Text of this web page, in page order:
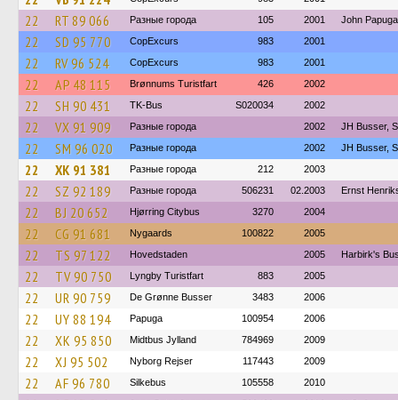
22 RT 89 066 Разные города 105 2001 John
22 SD 95 770 CopExcurs 983 2001
22 RV 96 524 CopExcurs 983 2001
22 AP 48 115 Brønnums Turistfart 426 2002
22 SH 90 431 TK-Bus S020034 2002
22 VX 91 909 Разные города 2002 JH Busser,
22 SM 96 020 Разные города 2002 JH Busser,
22 XK 91 381 Разные города 212 2003
22 SZ 92 189 Разные города 506231 02.2003 Ernst
22 BJ 20 652 Hjørring Citybus 3270 2004
22 CG 91 681 Nygaards 100822 2005
22 TS 97 122 Hovedstaden 2005 Harbirk's
22 TV 90 750 Lyngby Turistfart 883 2005
22 UR 90 759 De Grønne Busser 3483 2006
22 UY 88 194 Papuga 100954 2006
22 XK 95 850 Midtbus Jylland 784969 2009
22 XJ 95 502 Nyborg Rejser 117443 2009
22 AF 96 780 Silkebus 105558 2010